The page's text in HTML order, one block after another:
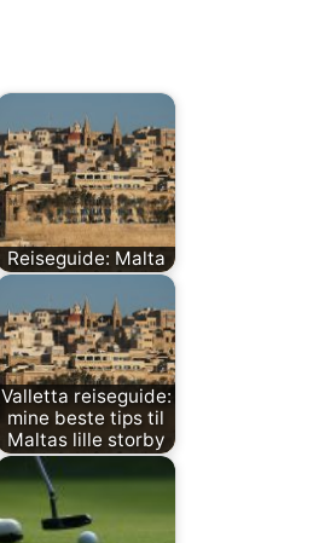
Reiseguide: Malta
Valletta reiseguide:
mine beste tips til
Maltas lille storby